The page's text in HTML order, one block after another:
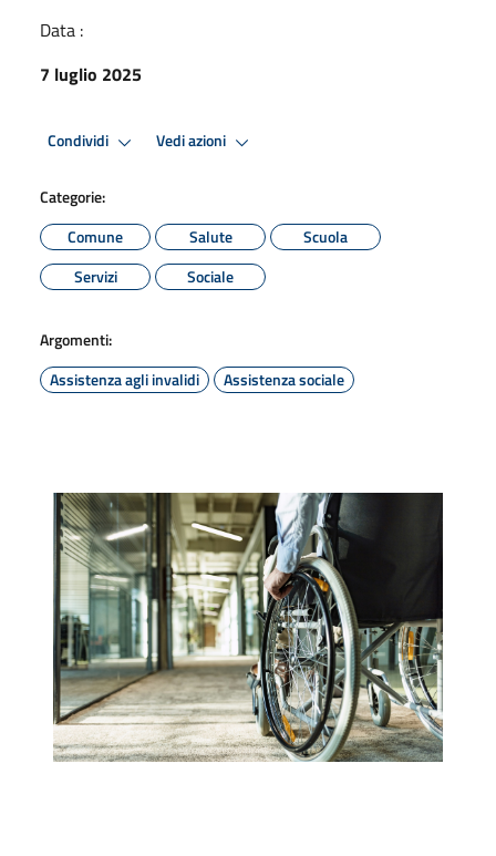
Data :
7 luglio 2025
Condividi Vedi azioni
Categorie:
Comune
Salute
Scuola
Servizi
Sociale
Argomenti:
Assistenza agli invalidi
Assistenza sociale